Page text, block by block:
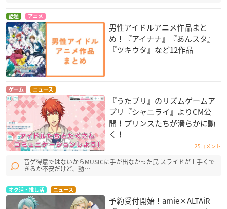
話題 アニメ
男性アイドルアニメ作品まと
め！『アイナナ』『あんスタ』
『ツキウタ』など12作品
ゲーム ニュース
『うたプリ』のリズムゲームア
プリ『シャニライ』よりCM公
開！プリンスたちが滑らかに動
く！
25コメント
音ゲ得意ではないからMUSICに手が出なかった民 スライドが上手くで
きるか不安だけど、動…
オタ活・推し活 ニュース
予約受付開始！amie×ALTAiR